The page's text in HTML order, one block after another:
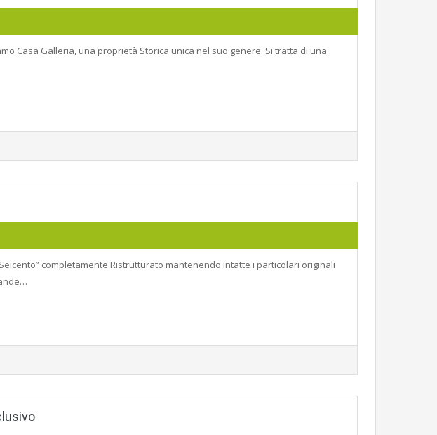
Casa Galleria, una proprietà Storica unica nel suo genere. Si tratta di una
completamente Ristrutturato mantenendo intatte i particolari originali